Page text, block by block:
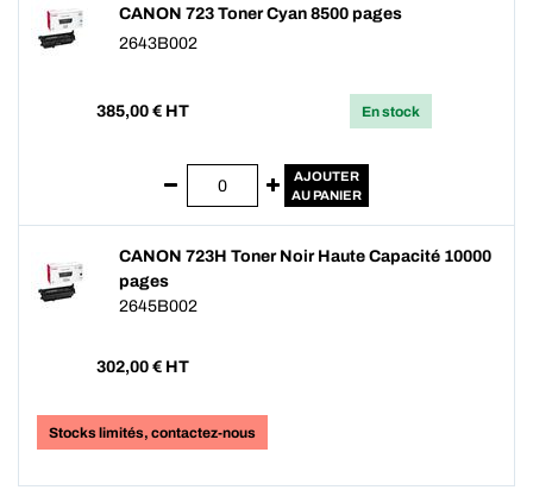
CANON 723 Toner Cyan 8500 pages
2643B002
385,00 € HT En stock
AJOUTER
AU PANIER
CANON 723H Toner Noir Haute Capacité 10000
pages
2645B002
302,00 € HT
Stocks limités, contactez-nous